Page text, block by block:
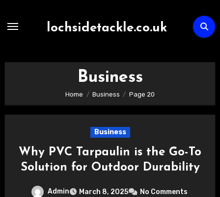
lochsidetackle.co.uk
Business
Home Business Page 20
Business
Why PVC Tarpaulin is the Go-To
Solution for Outdoor Durability
Admin March 8, 2025 No Comments